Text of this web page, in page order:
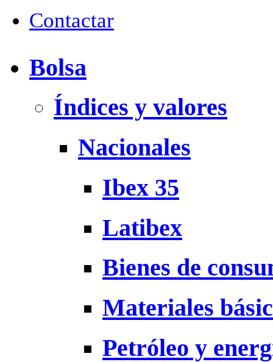
Contactar
Bolsa
Índices y valores
Nacionales
Ibex 35
Latibex
Bienes de
Materiales
Petróleo y